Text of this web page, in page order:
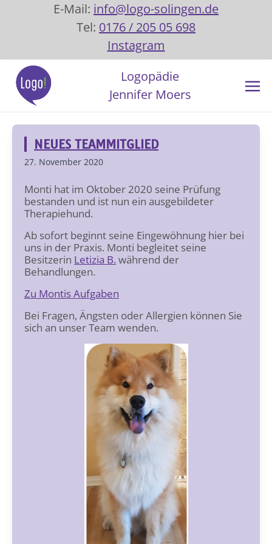
E-Mail: info@logo-solingen.de
Tel: 0176 / 205 05 698
Instagram
Logopädie
Jennifer Moers
NEUES TEAMMITGLIED
27. November 2020
Monti hat im Oktober 2020 seine Prüfung
bestanden und ist nun ein ausgebildeter
Therapiehund.
Ab sofort beginnt seine Eingewöhnung hier bei
uns in der Praxis. Monti begleitet seine
Besitzerin Letizia B. während der
Behandlungen.
Zu Montis Aufgaben
Bei Fragen, Ängsten oder Allergien können Sie
sich an unser Team wenden.